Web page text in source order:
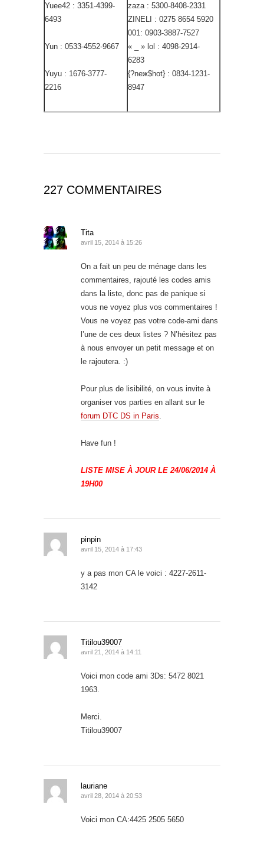
Yuee42 : 3351-4399-
6493
Yun : 0533-4552-9667
Yuyu : 1676-3777-
2216
zaza : 5300-8408-2331
ZINELI : 0275 8654 5920
001: 0903-3887-7527
« _ » lol : 4098-2914-
6283
{?neж$hot} : 0834-1231-
8947
227 COMMENTAIRES
Tita
avril 15, 2014 à 15:26
On a fait un peu de ménage dans les
commentaires, rajouté les codes amis
dans la liste, donc pas de panique si
vous ne voyez plus vos commentaires !
Vous ne voyez pas votre code-ami dans
l’une de ces deux listes ? N’hésitez pas
à nous envoyer un petit message et on
le rajoutera. :)
Pour plus de lisibilité, on vous invite à
organiser vos parties en allant sur le
forum DTC DS in Paris
Have fun !
LISTE MISE À JOUR LE 24/06/2014 À
19H00
pinpin
avril 15, 2014 à 17:43
y a pas mon CA le voici : 4227-2611-
3142
Titilou39007
avril 21, 2014 à 14:11
Voici mon code ami 3Ds: 5472 8021
1963.
Merci.
Titilou39007
lauriane
avril 28, 2014 à 20:53
Voici mon CA:4425 2505 5650